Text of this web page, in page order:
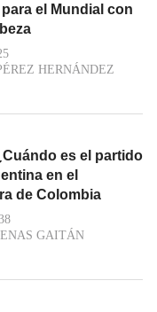
el Mundial con
HERNÁNDEZ
es el partido
en el
de Colombia
GAITÁN